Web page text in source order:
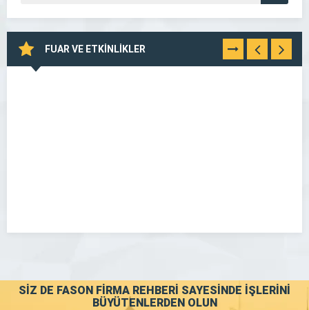
FUAR VE ETKİNLİKLER TÜMÜNÜ
GÖR
SİZ DE FASON FİRMA REHBERİ SAYESİNDE İŞLERİNİ
BÜYÜTENLERDEN OLUN